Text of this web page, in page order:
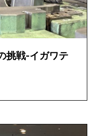
挑戦-イガワテ